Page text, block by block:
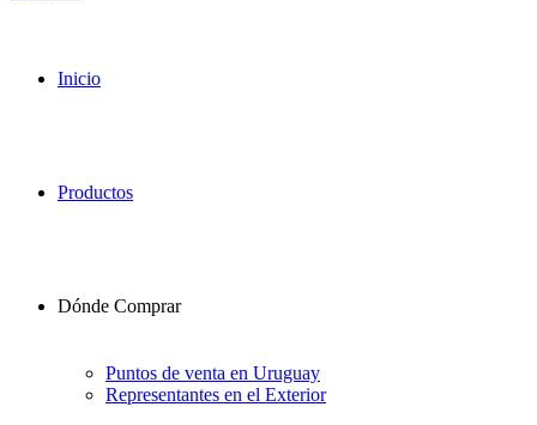
Inicio
Productos
Dónde Comprar
Puntos de venta en Uruguay
Representantes en el Exterior